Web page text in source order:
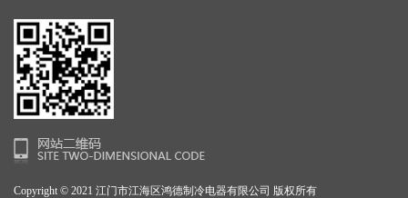
Copyright © 2021 江门市江海区鸿德制冷电器有限公司 版权所有